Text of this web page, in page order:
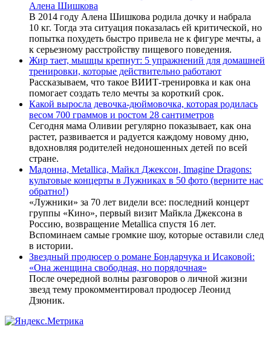
Алена Шишкова
В 2014 году Алена Шишкова родила дочку и набрала
10 кг. Тогда эта ситуация показалась ей критической, но
попытка похудеть быстро привела не к фигуре мечты, а
к серьезному расстройству пищевого поведения.
Жир тает, мышцы крепнут: 5 упражнений для домашней
тренировки, которые действительно работают
Рассказываем, что такое ВИИТ-тренировка и как она
помогает создать тело мечты за короткий срок.
Какой выросла девочка-дюймовочка, которая родилась
весом 700 граммов и ростом 28 сантиметров
Сегодня мама Оливии регулярно показывает, как она
растет, развивается и радуется каждому новому дню,
вдохновляя родителей недоношенных детей по всей
стране.
Мадонна, Metallica, Майкл Джексон, Imagine Dragons:
культовые концерты в Лужниках в 50 фото (верните нас
обратно!)
«Лужники» за 70 лет видели все: последний концерт
группы «Кино», первый визит Майкла Джексона в
Россию, возвращение Metallica спустя 16 лет.
Вспоминаем самые громкие шоу, которые оставили след
в истории.
Звездный продюсер о романе Бондарчука и Исаковой:
«Она женщина свободная, но порядочная»
После очередной волны разговоров о личной жизни
звезд тему прокомментировал продюсер Леонид
Дзюник.